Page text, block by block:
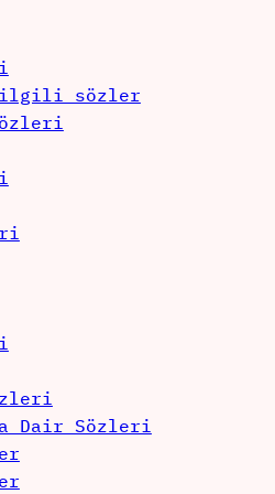
ilgili sözler
Dair Sözleri